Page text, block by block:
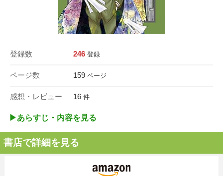
登録数 246 登録
ページ数 159 ページ
感想・レビュー 16 件
▶︎あらすじ・内容を見る
書店で詳細を見る